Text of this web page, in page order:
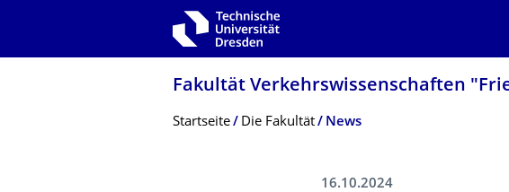
Zur Hauptnavigation springen
Fakultät Verkehrswissen­schaften
Breadcrumb-Menü
Startseite Die Fakultät News
16.10.2024